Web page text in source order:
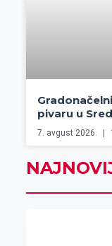
pivaru u
7. avgust 2026.